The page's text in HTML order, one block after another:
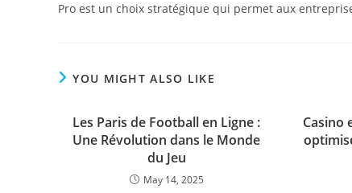
Pro est un choix stratégique qui permet aux
YOU MIGHT ALSO LIKE
Les Paris de Football en Ligne :
Une Révolution dans le Monde
du Jeu
May 14, 2025
Casino